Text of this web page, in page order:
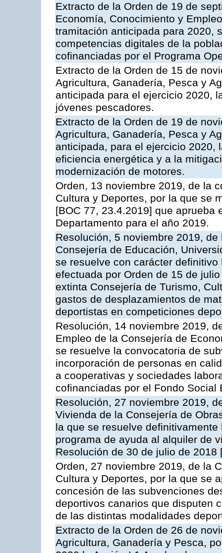
Extracto de la Orden de 19 de
Economía, Conocimiento y
tramitación anticipada para 2020,
competencias digitales de la
cofinanciadas por el Programa
Extracto de la Orden de 15 de
Agricultura, Ganadería, Pesca y
anticipada para el ejercicio 2020,
jóvenes pescadores.
Extracto de la Orden de 19 de
Agricultura, Ganadería, Pesca y
anticipada, para el ejercicio 2020,
eficiencia energética y a la
modernización de motores.
Orden, 13 noviembre 2019, de la
Cultura y Deportes, por la que se
[BOC 77, 23.4.2019] que aprueba
Departamento para el año 2019.
Resolución, 5 noviembre 2019,
Consejería de Educación,
se resuelve con carácter
efectuada por Orden de 15 de
extinta Consejería de Turismo,
gastos de desplazamientos de
deportistas en competiciones
Resolución, 14 noviembre 2019,
Empleo de la Consejería de
se resuelve la convocatoria de
incorporación de personas en
a cooperativas y sociedades
cofinanciadas por el Fondo Social
Resolución, 27 noviembre 2019,
Vivienda de la Consejería de
la que se resuelve
programa de ayuda al alquiler de
Resolución de 30 de julio de 2018
Orden, 27 noviembre 2019, de la
Cultura y Deportes, por la que se
concesión de las subvenciones
deportivos canarios que disputen
de las distintas modalidades
Extracto de la Orden de 26 de
Agricultura, Ganadería y Pesca,